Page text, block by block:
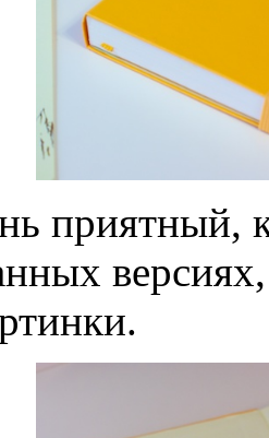
приятный,